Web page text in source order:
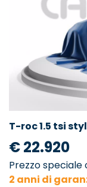
T-roc 1.5 tsi
€ 22.920
Prezzo
2 anni di